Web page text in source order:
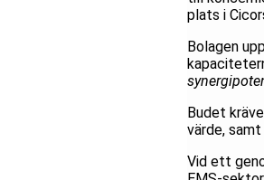
plats i
Bolagen
Budet
värde,
Vid ett